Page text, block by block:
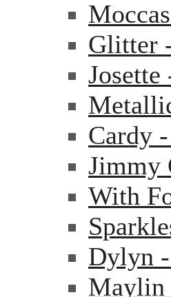
Glitter
Cardy
Jimmy
With
Dylyn